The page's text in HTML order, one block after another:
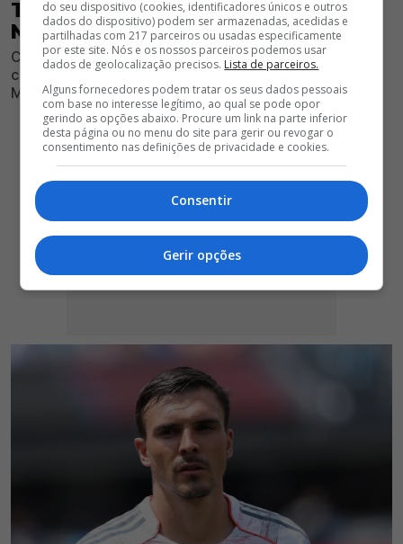
TEM DE PAGAR PARA TER PALHINHA
NA LUZ
Clube encarnado conhece-se os valor necessário para
contratar o antigo médio do Sporting, Fulham, Bayern
Munique e Tottenham
do seu dispositivo (cookies, identificadores únicos e outros
dados do dispositivo) podem ser armazenadas, acedidas e
partilhadas com 217 parceiros ou usadas especificamente
por este site. Nós e os nossos parceiros podemos usar
dados de geolocalização precisos. Lista de parceiros.
Alguns fornecedores podem tratar os seus dados pessoais
com base no interesse legítimo, ao qual se pode opor
gerindo as opções abaixo. Procure um link na parte inferior
desta página ou no menu do site para gerir ou revogar o
consentimento nas definições de privacidade e cookies.
Consentir
Gerir opções